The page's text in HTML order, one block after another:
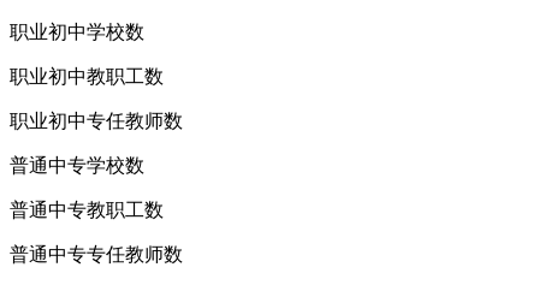
职业初中学校数
职业初中教职工数
职业初中专任教师数
普通中专学校数
普通中专教职工数
普通中专专任教师数